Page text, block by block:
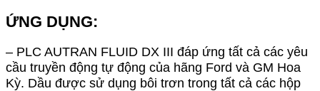
ỨNG DỤNG:
– PLC AUTRAN FLUID DX III đáp ứng tất cả các yêu
cầu truyền động tự động của hãng Ford và GM Hoa
Kỳ. Dầu được sử dụng bôi trơn trong tất cả các hộp